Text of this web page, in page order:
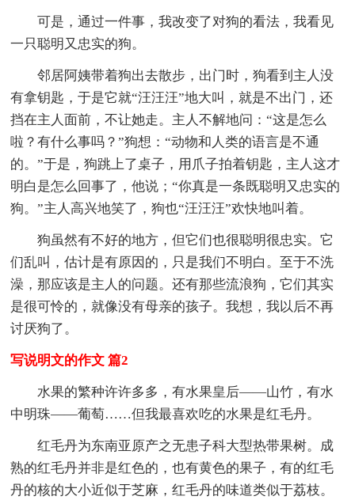
可是，通过一件事，我改变了对狗的看法，我看见
一只聪明又忠实的狗。
邻居阿姨带着狗出去散步，出门时，狗看到主人没
有拿钥匙，于是它就“汪汪汪”地大叫，就是不出门，还
挡在主人面前，不让她走。主人不解地问：“这是怎么
啦？有什么事吗？”狗想：“动物和人类的语言是不通
的。”于是，狗跳上了桌子，用爪子拍着钥匙，主人这才
明白是怎么回事了，他说；“你真是一条既聪明又忠实的
狗。”主人高兴地笑了，狗也“汪汪汪”欢快地叫着。
狗虽然有不好的地方，但它们也很聪明很忠实。它
们乱叫，估计是有原因的，只是我们不明白。至于不洗
澡，那应该是主人的问题。还有那些流浪狗，它们其实
是很可怜的，就像没有母亲的孩子。我想，我以后不再
讨厌狗了。
写说明文的作文 篇2
水果的繁种许许多多，有水果皇后——山竹，有水
中明珠——葡萄……但我最喜欢吃的水果是红毛丹。
红毛丹为东南亚原产之无患子科大型热带果树。成
熟的红毛丹并非是红色的，也有黄色的果子，有的红毛
丹的核的大小近似于芝麻，红毛丹的味道类似于荔枝。